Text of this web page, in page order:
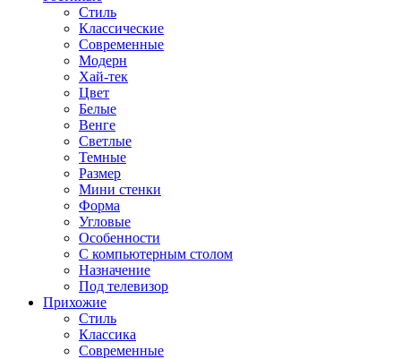
Стиль
Классические
Современные
Модерн
Хай-тек
Цвет
Белые
Венге
Светлые
Темные
Размер
Мини стенки
Форма
Угловые
Особенности
С компьютерным столом
Назначение
Под телевизор
Прихожие
Стиль
Классика
Современные